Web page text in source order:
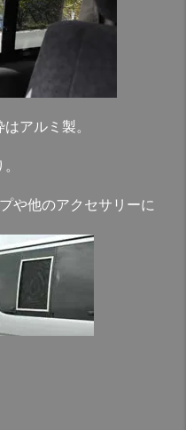
アルミ製。
や他のアクセサリーに